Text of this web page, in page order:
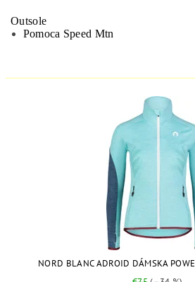
Outsole
Pomoca Speed Mtn
NORD BLANC ADROID DÁMSKA